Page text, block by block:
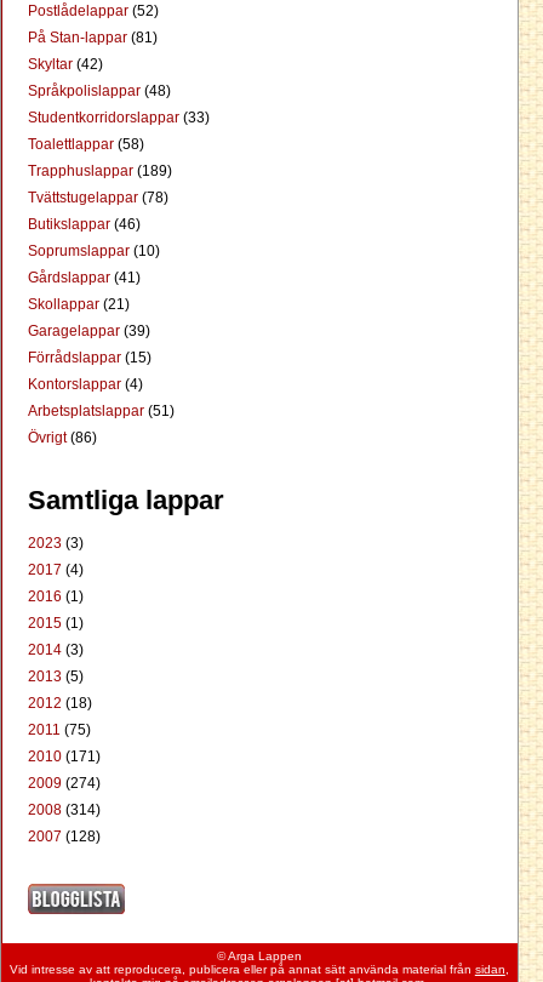
Postlådelappar (52)
På Stan-lappar (81)
Skyltar (42)
Språkpolislappar (48)
Studentkorridorslappar (33)
Toalettlappar (58)
Trapphuslappar (189)
Tvättstugelappar (78)
Butikslappar (46)
Soprumslappar (10)
Gårdslappar (41)
Skollappar (21)
Garagelappar (39)
Förrådslappar (15)
Kontorslappar (4)
Arbetsplatslappar (51)
Övrigt(86)
Samtliga lappar
2023 (3)
2017 (4)
2016 (1)
2015 (1)
2014 (3)
2013 (5)
2012 (18)
2011 (75)
2010 (171)
2009 (274)
2008 (314)
2007 (128)
© Arga Lappen
Vid intresse av att reproducera, publicera eller på annat sätt använda material från sidan,